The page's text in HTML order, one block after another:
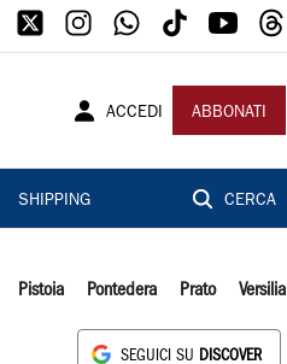
ACCEDI ABBONATI
SHIPPING CERCA
Pistoia Pontedera Prato Versilia
SEGUICI SU DISCOVER